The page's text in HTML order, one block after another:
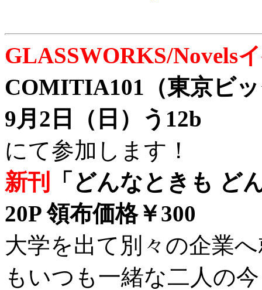
GLASSWORKS/Novels
COMITIA101（東京ビ
9月2日（日）う12b
にて参加します！
新刊
「どんなときも ど
20P 領布価格￥300
大学を出て別々の企業
もいつも一緒な二人の